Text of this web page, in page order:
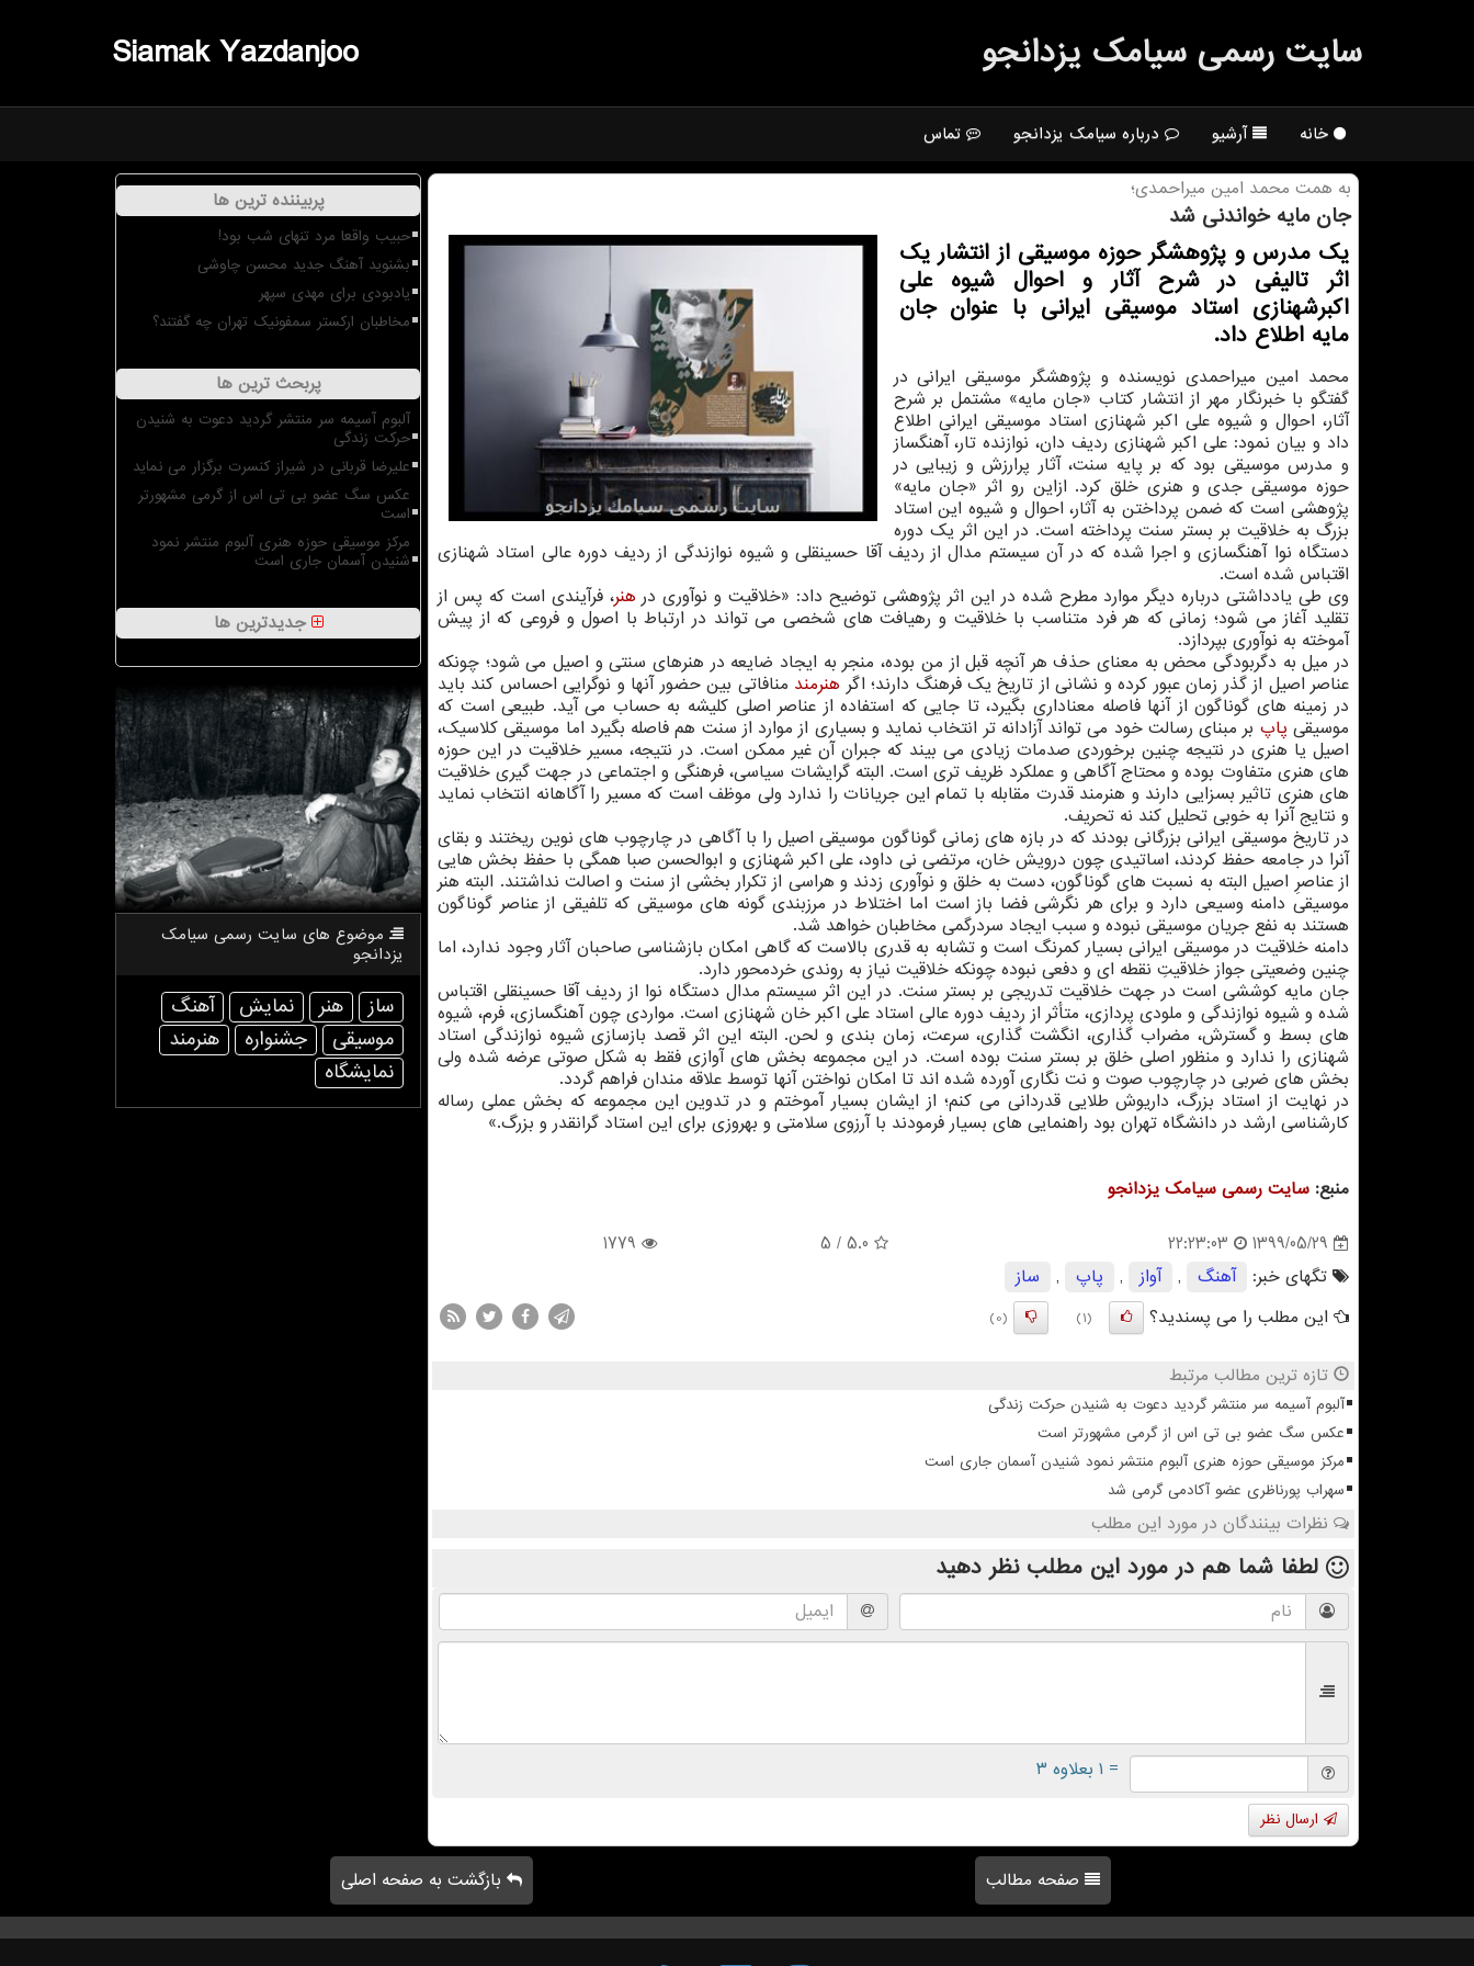
Siamak Yazdanjoo سایت رسمی سیامك یزدانجو
خانه آرشیو درباره سیامک یزدانجو تماس
به همت محمد امین میراحمدی؛
جان مایه خواندنی شد
یك مدرس و پژوهشگر حوزه موسیقی از انتشار یك
اثر تالیفی در شرح آثار و احوال شیوه علی
اكبرشهنازی استاد موسیقی ایرانی با عنوان جان
مایه اطلاع داد.
محمد امین میراحمدی نویسنده و پژوهشگر موسیقی ایرانی در
گفتگو با خبرنگار مهر از انتشار کتاب «جان مایه» مشتمل بر شرح
آثار، احوال و شیوه علی اکبر شهنازی استاد موسیقی ایرانی اطلاع
داد و بیان نمود: علی اکبر شهنازی ردیف دان، نوازنده تار، آهنگساز
و مدرس موسیقی بود که بر پایه سنت، آثار پرارزش و زیبایی در
حوزه موسیقی جدی و هنری خلق کرد. ازاین رو اثر «جان مایه»
پژوهشی است که ضمن پرداختن به آثار، احوال و شیوه این استاد
بزرگ به خلاقیت بر بستر سنت پرداخته است. در این اثر یک دوره
دستگاه نوا آهنگسازی و اجرا شده که در آن سیستم مدال از ردیف آقا حسینقلی و شیوه نوازندگی از ردیف دوره عالی استاد شهنازی
اقتباس شده است.
وی طی یادداشتی درباره دیگر موارد مطرح شده در این اثر پژوهشی توضیح داد: «خلاقیت و نوآوری در هنر، فرآیندی است که پس از
تقلید آغاز می شود؛ زمانی که هر فرد متناسب با خلاقیت و رهیافت های شخصی می تواند در ارتباط با اصول و فروعی که از پیش
آموخته به نوآوری بپردازد.
در میل به دگربودگی محض به معنای حذف هر آنچه قبل از من بوده، منجر به ایجاد ضایعه در هنرهای سنتی و اصیل می شود؛ چونکه
عناصر اصیل از گذر زمان عبور کرده و نشانی از تاریخ یک فرهنگ دارند؛ اگر هنرمند منافاتی بین حضور آنها و نوگرایی احساس کند باید
در زمینه های گوناگون از آنها فاصله معناداری بگیرد، تا جایی که استفاده از عناصر اصلی کلیشه به حساب می آید. طبیعی است که
موسیقی پاپ بر مبنای رسالت خود می تواند آزادانه تر انتخاب نماید و بسیاری از موارد از سنت هم فاصله بگیرد اما موسیقی کلاسیک،
اصیل یا هنری در نتیجه چنین برخوردی صدمات زیادی می بیند که جبران آن غیر ممکن است. در نتیجه، مسیر خلاقیت در این حوزه
های هنری متفاوت بوده و محتاج آگاهی و عملکرد ظریف تری است. البته گرایشات سیاسی، فرهنگی و اجتماعی در جهت گیری خلاقیت
های هنری تاثیر بسزایی دارند و هنرمند قدرت مقابله با تمام این جریانات را ندارد ولی موظف است که مسیر را آگاهانه انتخاب نماید
و نتایج آنرا به خوبی تحلیل کند نه تحریف.
در تاریخ موسیقی ایرانی بزرگانی بودند که در بازه های زمانی گوناگون موسیقی اصیل را با آگاهی در چارچوب های نوین ریختند و بقای
آنرا در جامعه حفظ کردند، اساتیدی چون درویش خان، مرتضی نی داود، علی اکبر شهنازی و ابوالحسن صبا همگی با حفظ بخش هایی
از عناصرِ اصیل البته به نسبت های گوناگون، دست به خلق و نوآوری زدند و هراسی از تکرار بخشی از سنت و اصالت نداشتند. البته هنر
موسیقی دامنه وسیعی دارد و برای هر نگرشی فضا باز است اما اختلاط در مرزبندی گونه های موسیقی که تلفیقی از عناصر گوناگون
هستند به نفع جریان موسیقی نبوده و سبب ایجاد سردرگمی مخاطبان خواهد شد.
دامنه خلاقیت در موسیقی ایرانی بسیار کمرنگ است و تشابه به قدری بالاست که گاهی امکان بازشناسی صاحبان آثار وجود ندارد، اما
چنین وضعیتی جواز خلاقیتِ نقطه ای و دفعی نبوده چونکه خلاقیت نیاز به روندی خردمحور دارد.
جان مایه کوششی است در جهت خلاقیت تدریجی بر بستر سنت. در این اثر سیستم مدال دستگاه نوا از ردیف آقا حسینقلی اقتباس
شده و شیوه نوازندگی و ملودی پردازی، متأثر از ردیف دوره عالی استاد علی اکبر خان شهنازی است. مواردی چون آهنگسازی، فرم، شیوه
های بسط و گسترش، مضراب گذاری، انگشت گذاری، سرعت، زمان بندی و لحن. البته این اثر قصد بازسازی شیوه نوازندگی استاد
شهنازی را ندارد و منظور اصلی خلق بر بستر سنت بوده است. در این مجموعه بخش های آوازی فقط به شکل صوتی عرضه شده ولی
بخش های ضربی در چارچوب صوت و نت نگاری آورده شده اند تا امکان نواختن آنها توسط علاقه مندان فراهم گردد.
در نهایت از استاد بزرگ، داریوش طلایی قدردانی می کنم؛ از ایشان بسیار آموختم و در تدوین این مجموعه که بخش عملی رساله
کارشناسی ارشد در دانشگاه تهران بود راهنمایی های بسیار فرمودند با آرزوی سلامتی و بهروزی برای این استاد گرانقدر و بزرگ.»
منبع: سایت رسمی سیامك یزدانجو
1399/05/29
22:23:03
5.0
/ 5
1779
تگهای خبر:
آهنگ , آواز , پاپ ,
ساز
این مطلب را می پسندید؟
(1)
(0)
تازه ترین مطالب مرتبط
آلبوم آسیمه سر منتشر گردید دعوت به شنیدن حرکت زندگی
عکس سگ عضو بی تی اس از گرمی مشهورتر است
مرکز موسیقی حوزه هنری آلبوم منتشر نمود شنیدن آسمان جاری است
سهراب پورناظری عضو آکادمی گرمی شد
نظرات بینندگان در مورد این مطلب
لطفا شما هم در مورد این مطلب نظر دهید
= ۱ بعلاوه ۳
ارسال نظر
پربیننده ترین ها
حبیب واقعا مرد تنهای شب بود!
بشنوید آهنگ جدید محسن چاوشی
یادبودی برای مهدی سپهر
مخاطبان ارکستر سمفونیک تهران چه گفتند؟
پربحث ترین ها
آلبوم آسیمه سر منتشر گردید دعوت به شنیدن
حرکت زندگی
علیرضا قربانی در شیراز کنسرت برگزار می نماید
عکس سگ عضو بی تی اس از گرمی مشهورتر
است
مرکز موسیقی حوزه هنری آلبوم منتشر نمود
شنیدن آسمان جاری است
جدیدترین ها
موضوع های سایت رسمی سیامك
یزدانجو
ساز هنر نمایش
آهنگ
موسیقی
جشنواره
هنرمند
نمایشگاه
صفحه مطالب بازگشت به صفحه اصلی